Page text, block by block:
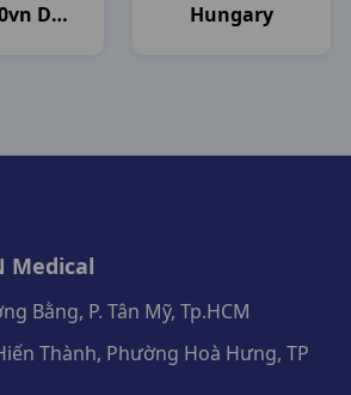
DHG
Hungary
Medical
Bằng, P. Tân Mỹ, Tp.HCM
Thành, Phường Hoà Hưng, TP